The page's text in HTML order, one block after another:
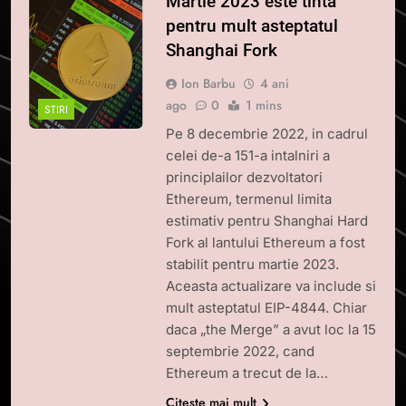
STIRI
pentru mult asteptatul
Shanghai Fork
Ion Barbu
4 ani
ago
0 1 mins
Pe 8 decembrie 2022, in cadrul
celei de-a 151-a intalniri a
principlailor dezvoltatori
Ethereum, termenul limita
estimativ pentru Shanghai Hard
Fork al lantului Ethereum a fost
stabilit pentru martie 2023.
Aceasta actualizare va include si
mult asteptatul EIP-4844. Chiar
daca „the Merge” a avut loc la 15
septembrie 2022, cand
Ethereum a trecut de la…